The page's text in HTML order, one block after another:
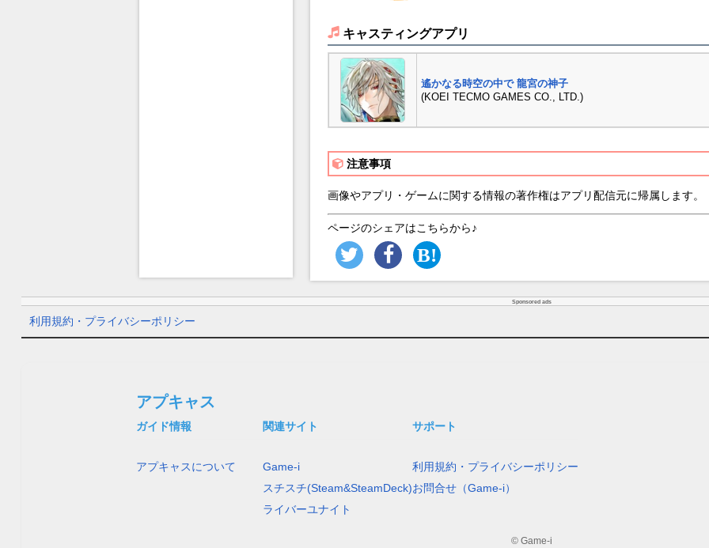
キャスティングアプリ
遙かなる時空の中で 龍宮の神子
(KOEI TECMO GAMES CO., LTD.)
注意事項
画像やアプリ・ゲームに関する情報の著作権はアプリ配信元に帰属します。
ページのシェアはこちらから♪
Sponsored ads
利用規約・プライバシーポリシー
アプキャス
ガイド情報
アプキャスについて
関連サイト
Game-i
スチスチ(Steam&SteamDeck)
ライバーユナイト
サポート
利用規約・プライバシーポリシー
お問合せ（Game-i）
© Game-i